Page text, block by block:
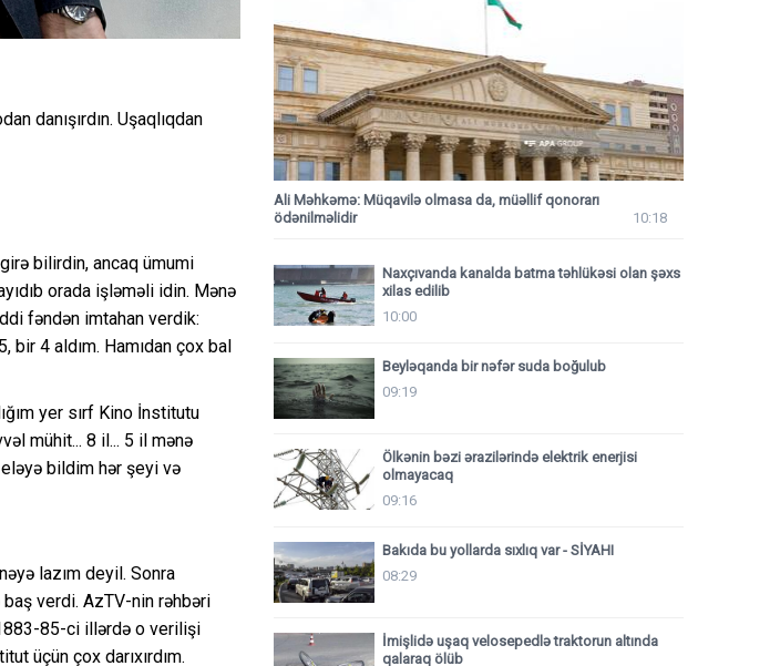
danışırdın. Uşaqlıqdan
bilirdin, ancaq ümumi
orada işləməli idin. Mənə
fəndən imtahan verdik:
bir 4 aldım. Hamıdan çox bal
yer sırf Kino İnstitutu
mühit... 8 il... 5 il mənə
bildim hər şeyi və
lazım deyil. Sonra
verdi. AzTV-nin rəhbəri
85-ci illərdə o verilişi
üçün çox darıxırdım.
Ali Məhkəmə: Müqavilə olmasa da, müəllif qonorarı
ödənilməlidir
10:18
Naxçıvanda kanalda batma təhlükəsi olan şəxs
xilas edilib
10:00
Beyləqanda bir nəfər suda boğulub
09:19
Ölkənin bəzi ərazilərində elektrik enerjisi
olmayacaq
09:16
Bakıda bu yollarda sıxlıq var - SİYAHI
08:29
İmişlidə uşaq velosepedlə traktorun altında
qalaraq ölüb